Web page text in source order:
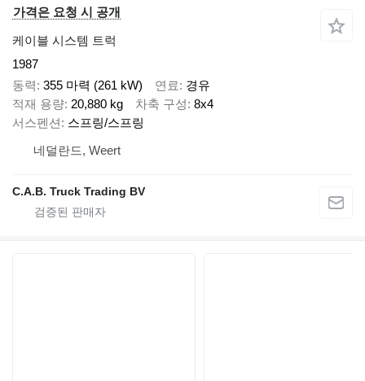
가격은 요청 시 공개
케이블 시스템 트럭
1987
동력 355 마력 (261 kW) 연료 경유
적재 용량 20,880 kg 차축 구성 8x4
서스펜션
스프링/스프링
네덜란드, Weert
C.A.B. Truck Trading BV